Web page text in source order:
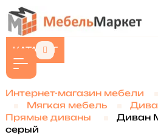
КАТАЛОГ
Интернет-магазин мебели
Мягкая мебель
Прямые диваны
Диван
серый